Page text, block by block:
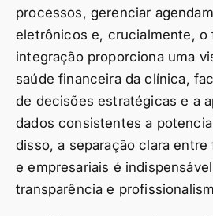
processos, gerenciar
eletrônicos e, crucialmente, o
integração proporciona uma
saúde financeira da clínica,
de decisões estratégicas e a
dados consistentes a
disso, a separação clara entre
e empresariais é
transparência e